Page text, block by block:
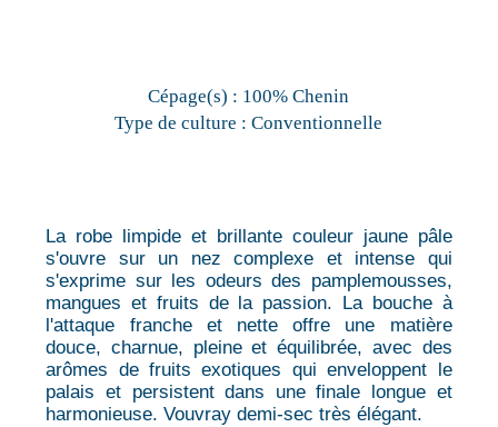
Cépage(s) : 100% Chenin
Type de culture : Conventionnelle
La robe limpide et brillante couleur jaune pâle
s'ouvre sur un nez complexe et intense qui
s'exprime sur les odeurs des pamplemousses,
mangues et fruits de la passion. La bouche à
l'attaque franche et nette offre une matière
douce, charnue, pleine et équilibrée, avec des
arômes de fruits exotiques qui enveloppent le
palais et persistent dans une finale longue et
harmonieuse. Vouvray demi-sec très élégant.